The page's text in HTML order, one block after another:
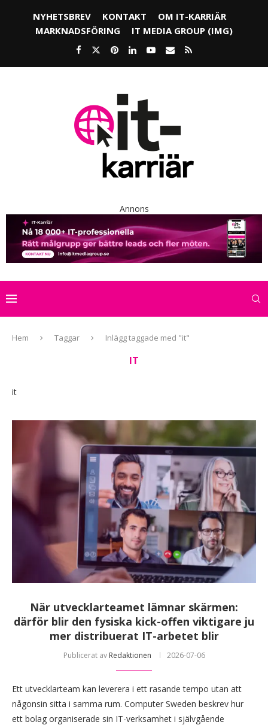
NYHETSBREV KONTAKT
OM IT-KARRIÄR
MARKNADSFÖRING
IT MEDIA GROUP (IMG)
Annons
Hem Taggar Inlägg taggade med "it"
IT
it
När utvecklarteamet lämnar skärmen:
därför blir den fysiska kick-offen viktigare ju
mer distribuerat IT-arbetet blir
Publicerat av Redaktionen 2026-07-06
Ett utvecklarteam kan leverera i ett rasande tempo utan att
någonsin sitta i samma rum. Computer Sweden beskrev hur
ett bolag organiserade sin IT-verksamhet i självgående